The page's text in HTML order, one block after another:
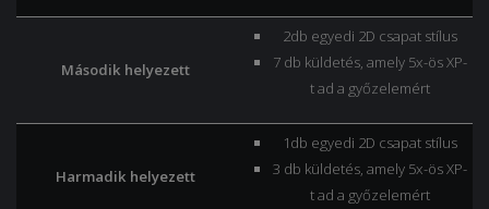
Második helyezett
2db egyedi 2D csapat stílus
7 db küldetés, amely 5x-ös XP-
t ad a győzelemért
Harmadik helyezett
1db egyedi 2D csapat stílus
3 db küldetés, amely 5x-ös XP-
t ad a győzelemért